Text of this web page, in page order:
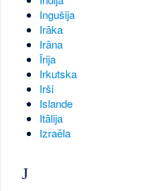
Ingušija
Irāka
Irāna
Īrija
Irkutska
Irši
Islande
Itālija
Izraēla
J